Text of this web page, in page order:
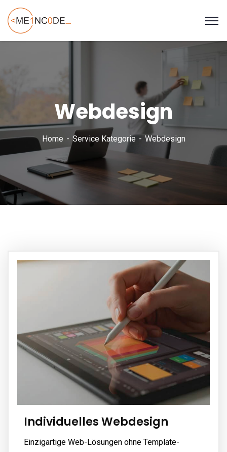
Webdesign
Home Service Kategorie Webdesign
Individuelles Webdesign
Einzigartige Web-Lösungen ohne Template-